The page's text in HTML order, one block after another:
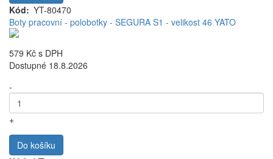
Kód
YT-80470
Boty pracovní - polobotky - SEGURA S1 - velikost 46 YATO
579 Kč s DPH
Dostupné 18.8.2026
-
+
Do košíku